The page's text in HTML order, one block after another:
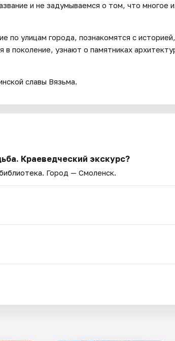
и не задумываемся о том, что многое
по улицам города, познакомятся с историей,
поколение, узнают о памятниках
славы Вязьма.
Краеведческий экскурс?
. Город — Смоленск.